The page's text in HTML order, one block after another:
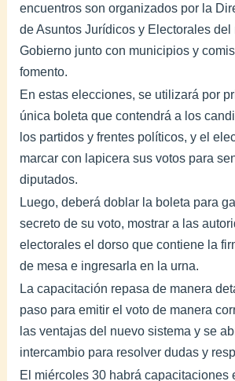
encuentros son organizados por la
de Asuntos Jurídicos y Electorales
Gobierno junto con municipios y
fomento.
En estas elecciones, se utilizará por
única boleta que contendrá a los
los partidos y frentes políticos, y el
marcar con lapicera sus votos para
diputados.
Luego, deberá doblar la boleta para
secreto de su voto, mostrar a las
electorales el dorso que contiene la
de mesa e ingresarla en la urna.
La capacitación repasa de manera
paso para emitir el voto de manera
las ventajas del nuevo sistema y se
intercambio para resolver dudas y
El miércoles 30 habrá capacitaciones